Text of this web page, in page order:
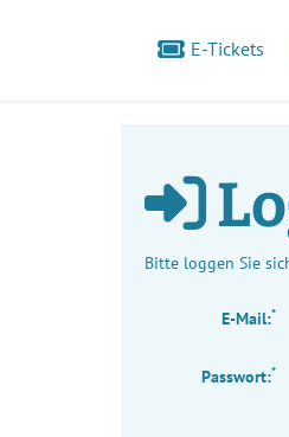
E-Tickets
Bitte loggen Sie
E-Mail:*
Passwort:*